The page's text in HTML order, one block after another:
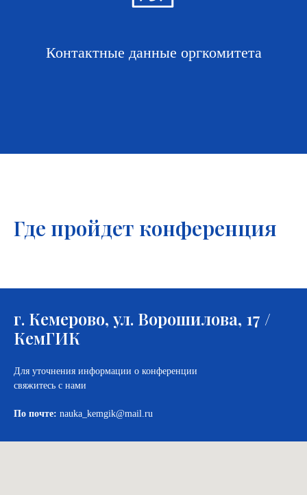
Контактные данные оргкомитета
Где пройдет конференция
г. Кемерово, ул. Ворошилова, 17 /
КемГИК
Для уточнения информации о конференции
свяжитесь с нами
По почте: nauka_kemgik@mail.ru